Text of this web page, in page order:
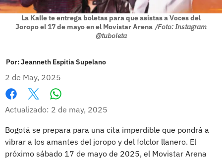
La Kalle te entrega boletas para que asistas a Voces del
Joropo el 17 de mayo en el Movistar Arena /Foto: Instagram
@tuboleta
Por:Jeanneth Espitia Supelano
2 de May, 2025
Facebook
X
Actualizado: 2 de may, 2025
Bogotá se prepara para una cita imperdible que pondrá a
vibrar a los amantes del joropo y del folclor llanero. El
próximo sábado 17 de mayo de 2025, el Movistar Arena